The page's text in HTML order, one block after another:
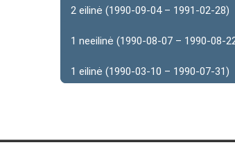
2 eilinė (1990-09-04 – 1991-02-28)
1 neeilinė (1990-08-07 – 1990-08-
1 eilinė (1990-03-10 – 1990-07-31)